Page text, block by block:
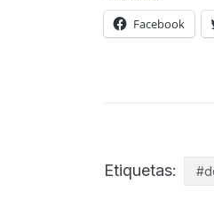
Facebook
Etiquetas: